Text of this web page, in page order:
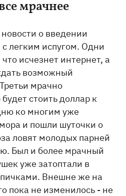
мрачнее
о введении
легким испугом. Одни
исчезнет интернет, а
возможный
мрачно
стоить доллар к
ко многим уже
и пошли шуточки о
ловят молодых парней
Был и более мрачный
уже затоптали в
Внешне же на
пока не изменилось - не